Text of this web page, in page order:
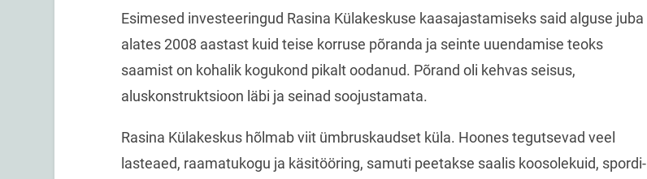
Esimesed investeeringud Rasina Külakeskuse kaasajastamiseks said alguse juba
alates 2008 aastast kuid teise korruse põranda ja seinte uuendamise teoks
saamist on kohalik kogukond pikalt oodanud. Põrand oli kehvas seisus,
aluskonstruktsioon läbi ja seinad soojustamata.
Rasina Külakeskus hõlmab viit ümbruskaudset küla. Hoones tegutsevad veel
lasteaed, raamatukogu ja käsitööring, samuti peetakse saalis koosolekuid, spordi-